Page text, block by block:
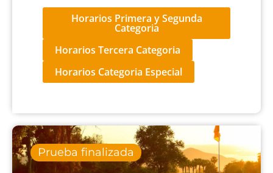
Horarios Primera y Segunda
Categoria
Horarios Tercera Categoria
Horarios Categoria Especial
Prueba finalizada